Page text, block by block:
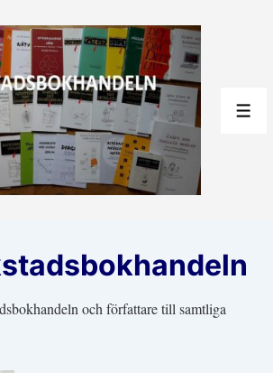
och författare till samtliga